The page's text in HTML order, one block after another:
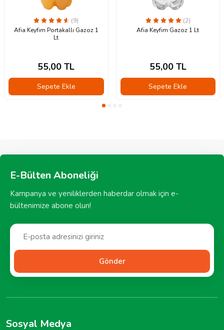
(9)
Afia Keyfim Portakallı Gazoz 1
Lt
55,00 TL
Sepete Ekle
(2)
Afia Keyfim Gazoz 1 Lt
55,00TL
Sepete Ekle
E-Bülten Aboneliği
Kampanya ve yeniliklerden haberdar olmak için e-
bültenimize abone olun!
Gönder
Sosyal Medya